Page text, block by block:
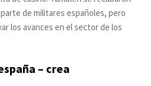
de militares españoles, pero
los avances en el sector de los
– crea